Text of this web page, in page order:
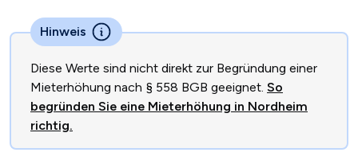
Hinweis
Diese Werte sind nicht direkt zur Begründung einer
Mieterhöhung nach § 558 BGB geeignet. So
begründen Sie eine Mieterhöhung in Nordheim
richtig.